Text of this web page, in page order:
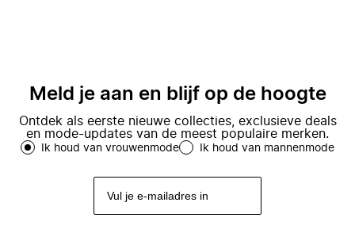
Meld je aan en blijf op de hoogte
Ontdek als eerste nieuwe collecties, exclusieve deals
en mode-updates van de meest populaire merken.
Ik houd van vrouwenmode Ik houd van mannenmode